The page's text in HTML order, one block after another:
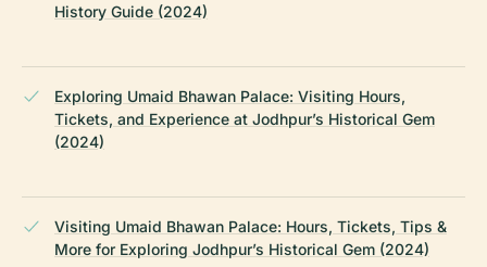
History Guide (2024)
Exploring Umaid Bhawan Palace: Visiting Hours,
Tickets, and Experience at Jodhpur’s Historical Gem
(2024)
Visiting Umaid Bhawan Palace: Hours, Tickets, Tips &
More for Exploring Jodhpur’s Historical Gem (2024)